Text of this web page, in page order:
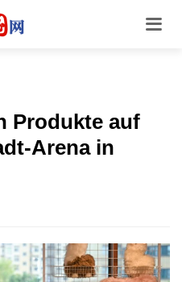
Produkte auf
Arena in